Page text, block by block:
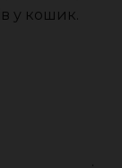
у кошик.